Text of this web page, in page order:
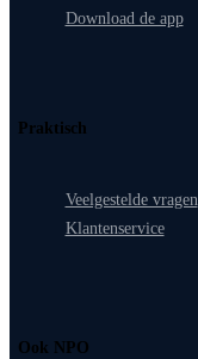
Download de app
Praktisch
Veelgestelde vragen
Klantenservice
Ook NPO